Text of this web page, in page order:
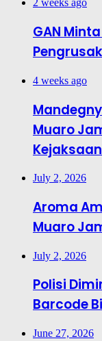
2 weeks ago
GAN
4 weeks ago
Muaro
Kejaksaan
July 2, 2026
Aroma
Muaro
July 2, 2026
Polisi
Barcode
June 27, 2026